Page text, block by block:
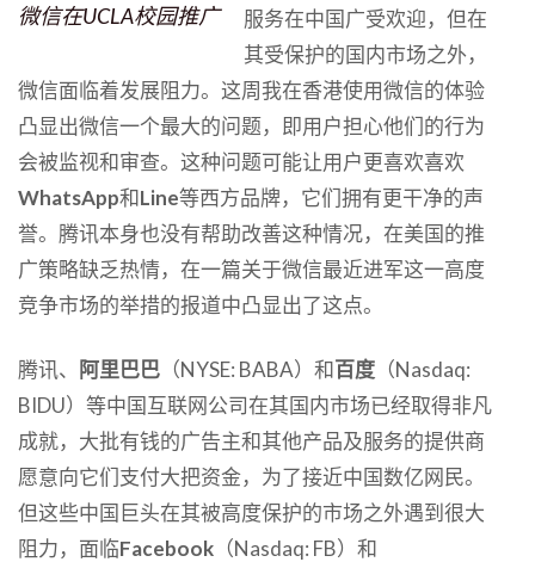
微信在UCLA校园推广
服务在中国广受欢迎，但在
其受保护的国内市场之外，
微信面临着发展阻力。这周我在香港使用微信的体验
凸显出微信一个最大的问题，即用户担心他们的行为
会被监视和审查。这种问题可能让用户更喜欢喜欢
WhatsApp和Line等西方品牌，它们拥有更干净的声
誉。腾讯本身也没有帮助改善这种情况，在美国的推
广策略缺乏热情，在一篇关于微信最近进军这一高度
竞争市场的举措的报道中凸显出了这点。
腾讯、 阿里巴巴 （NYSE: BABA）和百度 （Nasdaq:
BIDU）等中国互联网公司在其国内市场已经取得非凡
成就，大批有钱的广告主和其他产品及服务的提供商
愿意向它们支付大把资金，为了接近中国数亿网民。
但这些中国巨头在其被高度保护的市场之外遇到很大
阻力，面临Facebook （Nasdaq: FB）和